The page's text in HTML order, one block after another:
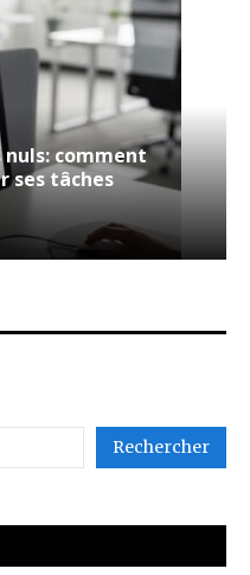
comment
ses tâches
Rechercher